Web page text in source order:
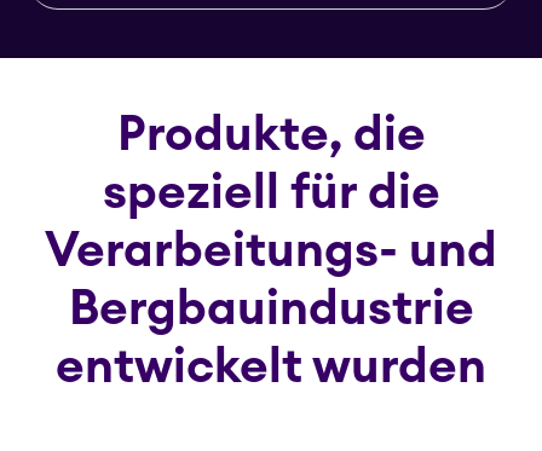
Produkte, die
speziell für die
Verarbeitungs- und
Bergbauindustrie
entwickelt wurden